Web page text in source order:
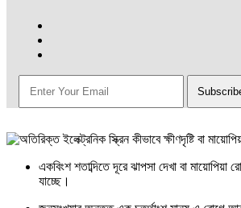
একবিংশ শতাব্দিতে দূরে ঝাপসা দেখা বা মায়োপিয়া
যাচ্ছে।